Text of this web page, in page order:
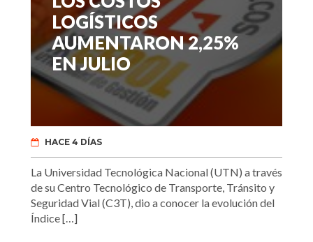
LOGÍSTICOS
AUMENTARON 2,25%
EN JULIO
HACE 4 DÍAS
La Universidad Tecnológica Nacional (UTN) a través
de su Centro Tecnológico de Transporte, Tránsito y
Seguridad Vial (C3T), dio a conocer la evolución del
Índice […]